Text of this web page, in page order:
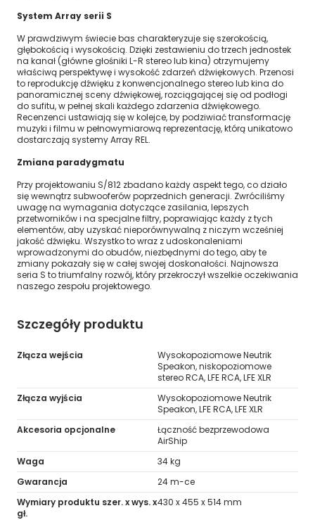
System Array serii S
W prawdziwym świecie bas charakteryzuje się szerokością,
głębokością i wysokością. Dzięki zestawieniu do trzech jednostek
na kanał (główne głośniki L-R stereo lub kina) otrzymujemy
właściwą perspektywę i wysokość zdarzeń dźwiękowych. Przenosi
to reprodukcję dźwięku z konwencjonalnego stereo lub kina do
panoramicznej sceny dźwiękowej, rozciągającej się od podłogi
do sufitu, w pełnej skali każdego zdarzenia dźwiękowego.
Recenzenci ustawiają się w kolejce, by podziwiać transformację
muzyki i filmu w pełnowymiarową reprezentację, którą unikatowo
dostarczają systemy Array REL.
Zmiana paradygmatu
Przy projektowaniu S/812 zbadano każdy aspekt tego, co działo
się wewnątrz subwooferów poprzednich generacji. Zwróciliśmy
uwagę na wymagania dotyczące zasilania, lepszych
przetworników i na specjalne filtry, poprawiając każdy z tych
elementów, aby uzyskać nieporównywalną z niczym wcześniej
jakość dźwięku. Wszystko to wraz z udoskonaleniami
wprowadzonymi do obudów, niezbędnymi do tego, aby te
zmiany pokazały się w całej swojej doskonałości. Najnowsza
seria S to triumfalny rozwój, który przekroczył wszelkie oczekiwania
naszego zespołu projektowego.
Szczegóły produktu
Złącza wejścia
Wysokopoziomowe Neutrik
Speakon, niskopoziomowe
stereo RCA, LFE RCA, LFE XLR
Złącza wyjścia
Wysokopoziomowe Neutrik
Speakon, LFE RCA, LFE XLR
Akcesoria opcjonalne
Łączność bezprzewodowa
AirShip
Waga
34 kg
Gwarancja
24 m-ce
Wymiary produktu szer. x wys. x
gł.
430 x 455 x 514 mm